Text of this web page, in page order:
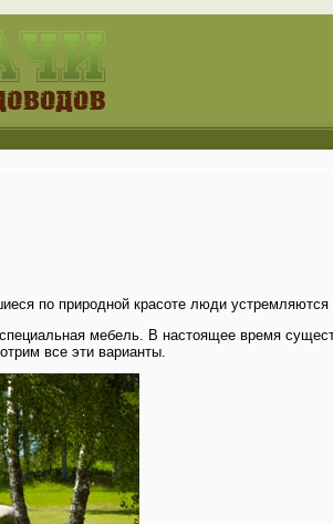
по природной красоте люди устремляются
мебель. В настоящее время
все эти варианты.